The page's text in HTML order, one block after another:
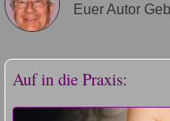
Euer Autor
Auf in die Praxis: